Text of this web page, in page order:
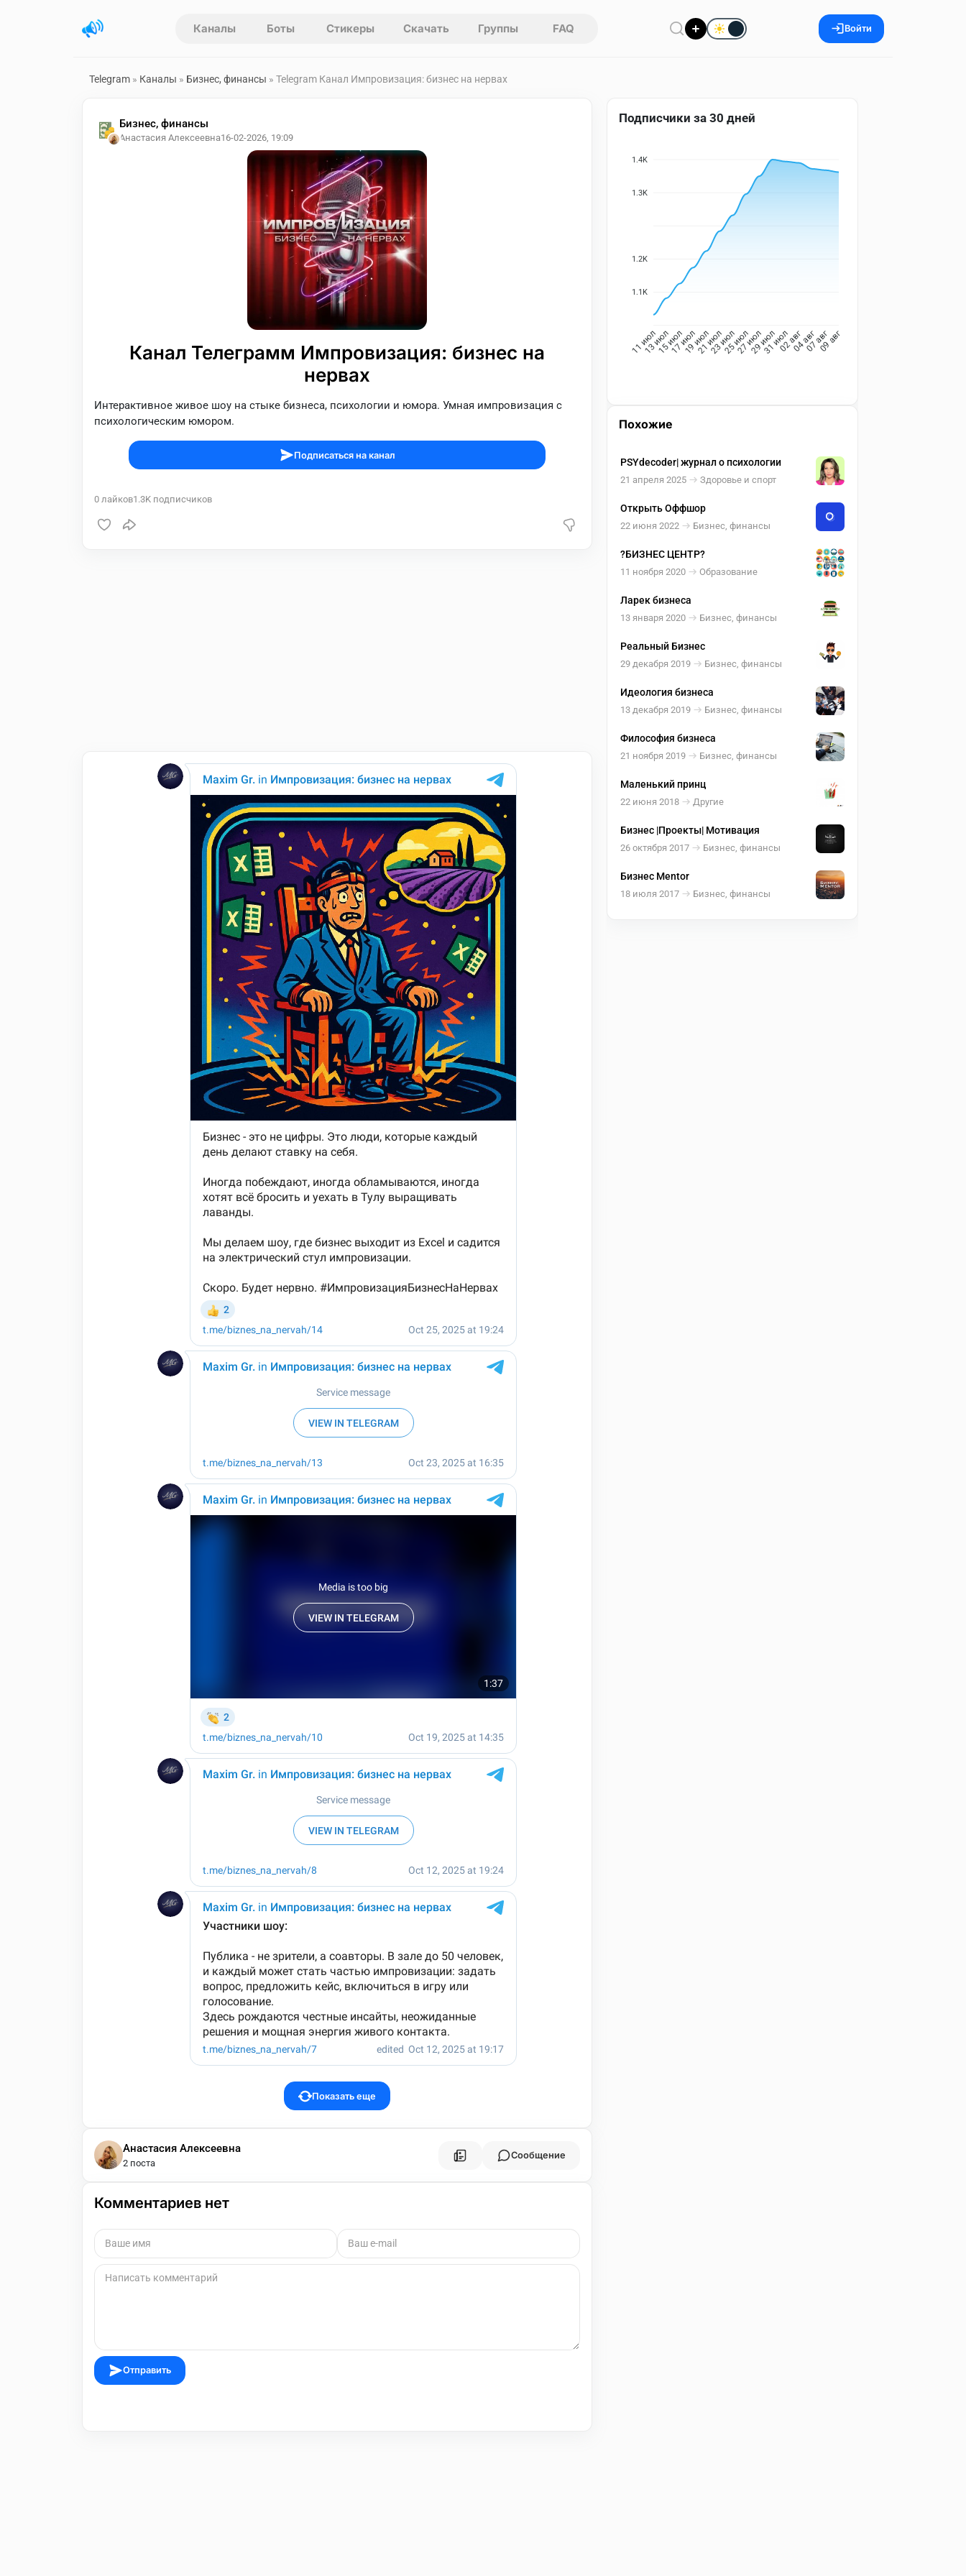
Каналы Боты Стикеры Скачать Группы FAQ Войти
Telegram » Каналы » Бизнес, финансы » Telegram Канал Импровизация: бизнес на нервах
Бизнес, финансы
Анастасия Алексеевна16-02-2026, 19:09
Канал Телеграмм Импровизация: бизнес на
нервах
Интерактивное живое шоу на стыке бизнеса, психологии и юмора. Умная импровизация с
психологическим юмором.
Подписаться на канал
0 лайков1.3K подписчиков
Показать еще
Анастасия Алексеевна
2 поста
Сообщение
Комментариев нет
Отправить
Подписчики за 30 дней
1.4K
1.3K
1.2K
1.1K
11 июл
13 июл15 июл17 июл19 июл21 июл23 июл25 июл27 июл29 июл31 июл02 авг04 авг07 авг09 авг
Похожие
PSYdecoder| журнал о психологии
21 апреля 2025 Здоровье и спорт
Открыть Оффшор
22 июня 2022 Бизнес, финансы
?БИЗНЕС ЦЕНТР?
11 ноября 2020 Образование
Ларек бизнеса
13 января 2020 Бизнес, финансы
Реальный Бизнес
29 декабря 2019 Бизнес, финансы
Идеология бизнеса
13 декабря 2019 Бизнес, финансы
Философия бизнеса
21 ноября 2019 Бизнес, финансы
Маленький принц
22 июня 2018 Другие
Бизнес |Проекты| Мотивация
26 октября 2017 Бизнес, финансы
Бизнес Mentor
18 июля 2017 Бизнес, финансы